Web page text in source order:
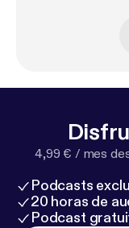
4,99 € / mes
Podcasts
20 horas de
Podcast